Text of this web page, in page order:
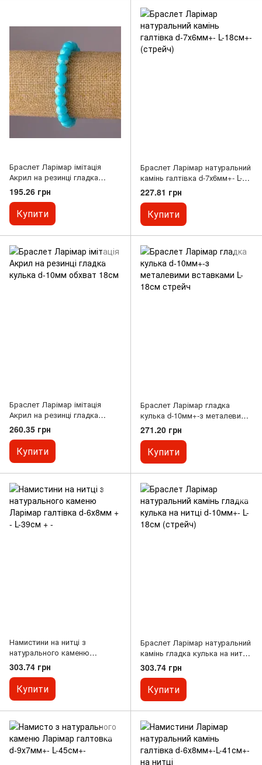
Браслет Ларімар імітація
Акрил на резинці гладка
кулька d-8мм обхват 18см
195.26 грн
Купити
Браслет Ларімар натуральний
камінь галтівка d-7х6мм+- L-
18см+- (стрейч)
227.81 грн
Купити
Браслет Ларімар імітація
Акрил на резинці гладка
кулька d-10мм обхват 18см
260.35 грн
Купити
Браслет Ларімар гладка
кулька d-10мм+-з металевими
вставками L-18см стрейч
271.20 грн
Купити
Намистини на нитці з
натурального каменю
Ларімар галтівка d-6х8мм + -
L-39см + -
303.74 грн
Купити
Браслет Ларімар натуральний
камінь гладка кулька на нитці
d-10мм+- L-18см (стрейч)
303.74 грн
Купити